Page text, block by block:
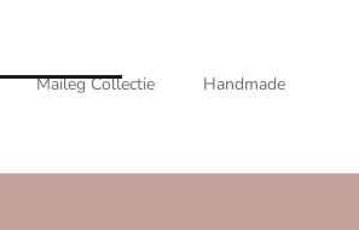
Maileg Collectie Handmade